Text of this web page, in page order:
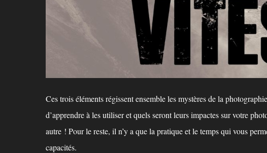
Ces trois éléments régissent ensemble les mystères de la
d’apprendre à les utiliser et quels seront leurs impactes sur votre
autre ! Pour le reste, il n’y a que la pratique et le temps qui vous
capacités.